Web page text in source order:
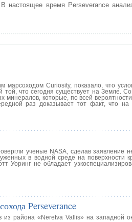
настоящее время Perseverance
марсоходом Curiosity, показало, что
что сегодня существует на Земле.
минералов, которые, по всей
раз доказывает тот факт, что на
ученые NASA, сделав заявление
в водной среде на поверхности
Уоринг не обладает
Perseverance
из района «Neretva Vallis» на западной